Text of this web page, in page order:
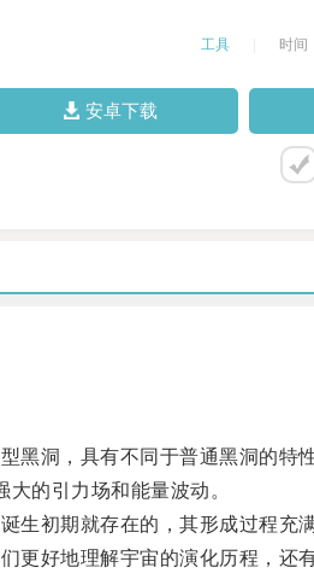
工具 时间
安卓下载
洞，具有不同于普通黑洞的特性
的引力场和能量波动。
初期就存在的，其形成过程充满
好地理解宇宙的演化历程，还有